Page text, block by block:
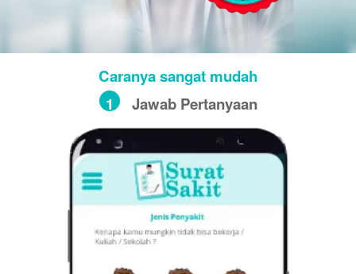
Caranya sangat mudah
1 Jawab Pertanyaan